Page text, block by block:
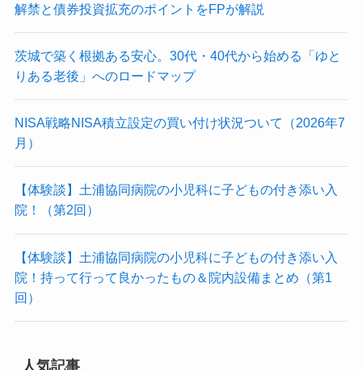
解禁と債券投資拡充のポイントをFPが解説
茨城で築く根拠ある安心。30代・40代から始める「ゆと
りある老後」へのロードマップ
NISA戦略NISA積立設定の買い付け状況ついて（2026年7
月）
【体験談】土浦協同病院の小児科に子どもの付き添い入
院！（第2回）
【体験談】土浦協同病院の小児科に子どもの付き添い入
院！持って行って良かったもの＆院内設備まとめ（第1
回）
人気記事